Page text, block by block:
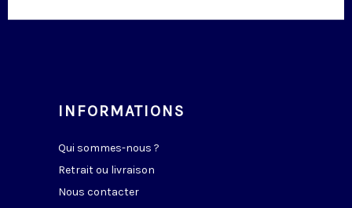
INFORMATIONS
Qui sommes-nous ?
Retrait ou livraison
Nous contacter